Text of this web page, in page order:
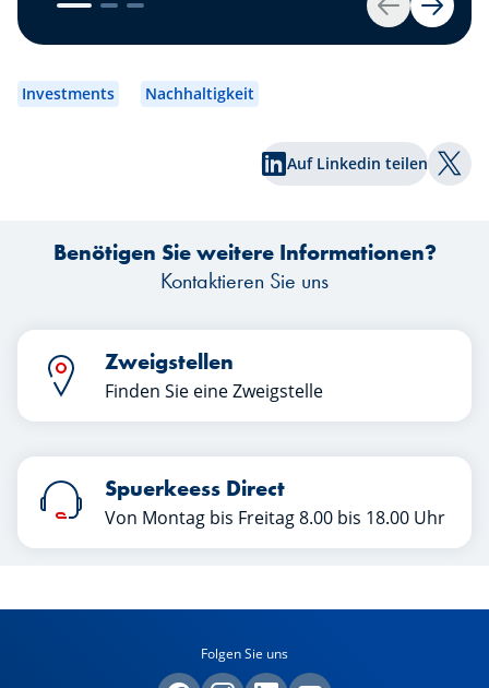
ZurückWeiter
werden diese beiden wichtigen Schritte
von Experten auf diesem Gebiet
Ob Sie nun Übertragender oder
Johny Basher und Franck Alter, beide
Berater für
Artikel die Schlüssel zu einer
erfolgreichen Übergabe. Viel Spaß beim
Investments Nachhaltigkeit
Auf Linkedin teilen Auf
Benötigen Sie weitere Informationen?
Kontaktieren Sie uns
Zweigstellen
Finden Sie eine Zweigstelle
Spuerkeess Direct
Von Montag bis Freitag 8.00 bis 18.00 Uhr
Folgen Sie uns